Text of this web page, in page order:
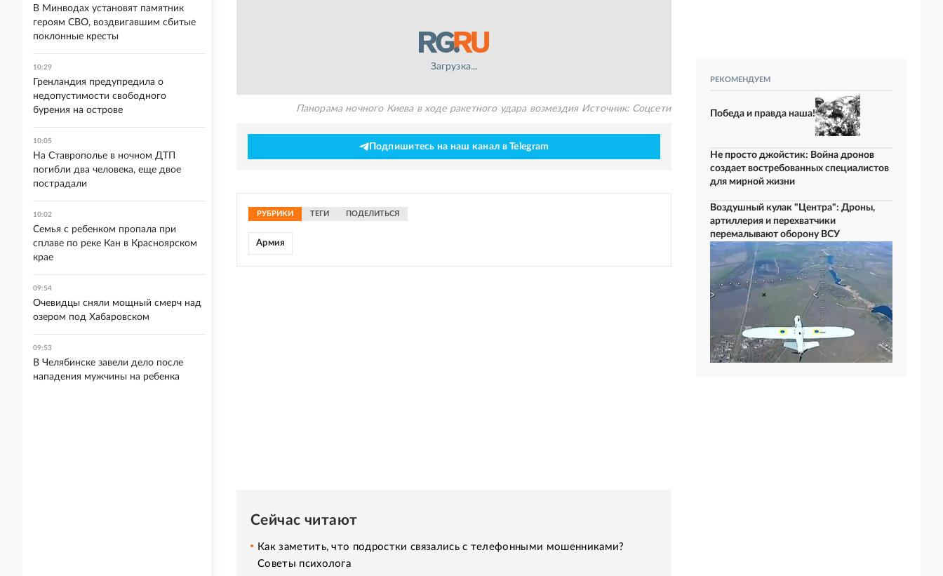
Загрузка...
Панорама ночного Киева в ходе ракетного удара возмездия Источник: Соцсети
Подпишитесь на наш канал в Telegram
РУБРИКИ ТЕГИ ПОДЕЛИТЬСЯ
Армия
Сейчас читают
Как заметить, что подростки связались с телефонными мошенниками?
Советы психолога
РЕКОМЕНДУЕМ
Победа и правда наша!
Не просто джойстик: Война дронов
создает востребованных специалистов
для мирной жизни
Воздушный кулак "Центра": Дроны,
артиллерия и перехватчики
перемалывают оборону ВСУ
В Минводах установят памятник
героям СВО, воздвигавшим сбитые
поклонные кресты
10:29
Гренландия предупредила о
недопустимости свободного
бурения на острове
10:05
На Ставрополье в ночном ДТП
погибли два человека, еще двое
пострадали
10:02
Семья с ребенком пропала при
сплаве по реке Кан в Красноярском
крае
09:54
Очевидцы сняли мощный смерч над
озером под Хабаровском
09:53
В Челябинске завели дело после
нападения мужчины на ребенка